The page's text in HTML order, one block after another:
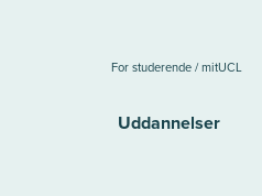
For studerende / mitUCL
Uddannelser